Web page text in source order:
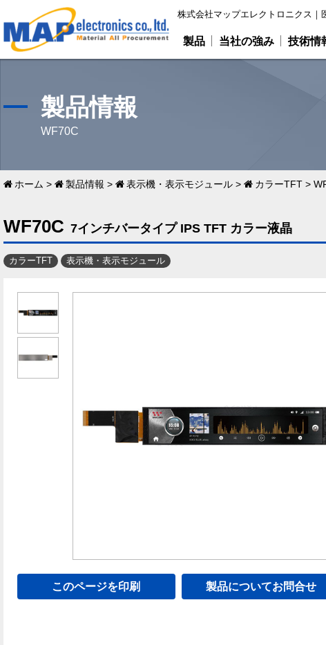
株式会社マップエレクトロニクス
製品 当社の強み 技術情
製品情報
WF70C
ホーム > 製品情報 > 表示機・表示モジュール > カラーTFT >
WF70C 7インチバータイプ IPS TFT カラー液晶
カラーTFT 表示機・表示モジュール
このページを印刷 製品についてお問合せ